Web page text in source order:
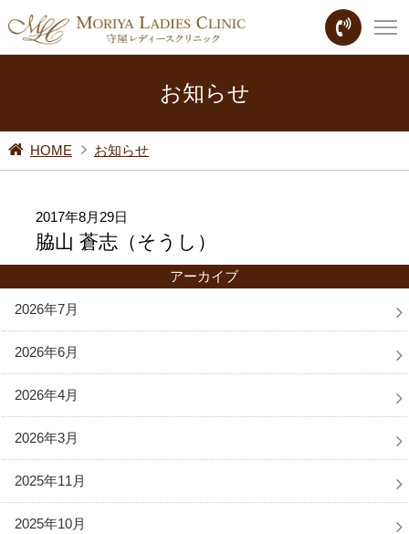
お知らせ
HOME お知らせ
2017年8月29日
脇山 蒼志（そうし）
アーカイブ
2026年7月
2026年6月
2026年4月
2026年3月
2025年11月
2025年10月